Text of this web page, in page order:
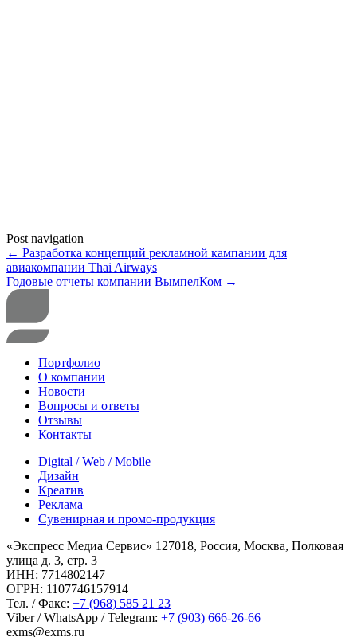
Post navigation
← Разработка концепций рекламной кампании для
авиакомпании Thai Airways
Годовые отчеты компании ВымпелКом →
Портфолио
О компании
Новости
Вопросы и ответы
Отзывы
Контакты
Digital / Web / Mobile
Дизайн
Креатив
Реклама
Сувенирная и промо-продукция
«Экспресс Медиа Сервис» 127018, Россия, Москва, Полковая
улица д. 3, стр. 3
ИНН: 7714802147
ОГРН: 1107746157914
Тел. / Факс: +7 (968) 585 21 23
Viber / WhatsApp / Telegram: +7 (903) 666-26-66
exms@exms.ru